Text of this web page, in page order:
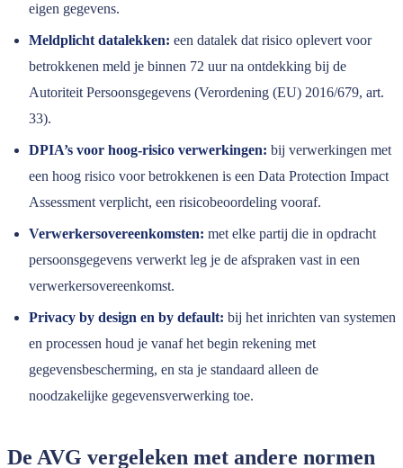
eigen gegevens.
Meldplicht datalekken: een datalek dat risico oplevert voor
betrokkenen meld je binnen 72 uur na ontdekking bij de
Autoriteit Persoonsgegevens (Verordening (EU) 2016/679, art.
33).
DPIA’s voor hoog-risico verwerkingen: bij verwerkingen met
een hoog risico voor betrokkenen is een Data Protection Impact
Assessment verplicht, een risicobeoordeling vooraf.
Verwerkersovereenkomsten: met elke partij die in opdracht
persoonsgegevens verwerkt leg je de afspraken vast in een
verwerkersovereenkomst.
Privacy by design en by default: bij het inrichten van systemen
en processen houd je vanaf het begin rekening met
gegevensbescherming, en sta je standaard alleen de
noodzakelijke gegevensverwerking toe.
De AVG vergeleken met andere normen